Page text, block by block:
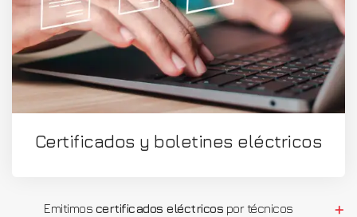
Certificados y boletines eléctricos
Emitimos certificados eléctricos por técnicos